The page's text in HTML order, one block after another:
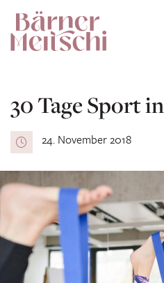
30 Tage Sport
24. November 2018